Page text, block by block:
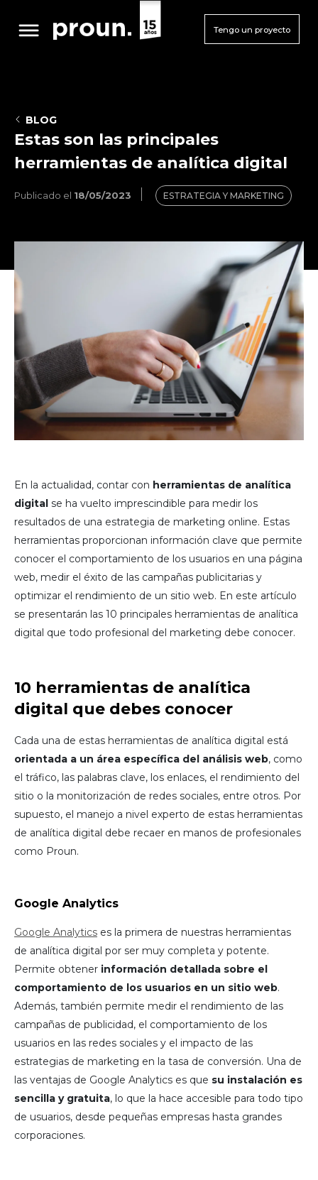
Tengo un proyecto
BLOG
Estas son las principales
herramientas de analítica digital
Publicado el 18/05/2023 ESTRATEGIA Y MARKETING
En la actualidad, contar con herramientas de analítica
digital se ha vuelto imprescindible para medir los
resultados de una estrategia de marketing online. Estas
herramientas proporcionan información clave que permite
conocer el comportamiento de los usuarios en una página
web, medir el éxito de las campañas publicitarias y
optimizar el rendimiento de un sitio web. En este artículo
se presentarán las 10 principales herramientas de analítica
digital que todo profesional del marketing debe conocer.
10 herramientas de analítica
digital que debes conocer
Cada una de estas herramientas de analítica digital está
orientada a un área específica del análisis web, como
el tráfico, las palabras clave, los enlaces, el rendimiento del
sitio o la monitorización de redes sociales, entre otros. Por
supuesto, el manejo a nivel experto de estas herramientas
de analítica digital debe recaer en manos de profesionales
como Proun.
Google Analytics
Google Analytics es la primera de nuestras herramientas
de analítica digital por ser muy completa y potente.
Permite obtener información detallada sobre el
comportamiento de los usuarios en un sitio web.
Además, también permite medir el rendimiento de las
campañas de publicidad, el comportamiento de los
usuarios en las redes sociales y el impacto de las
estrategias de marketing en la tasa de conversión. Una de
las ventajas de Google Analytics es que su instalación es
sencilla y gratuita, lo que la hace accesible para todo tipo
de usuarios, desde pequeñas empresas hasta grandes
corporaciones.